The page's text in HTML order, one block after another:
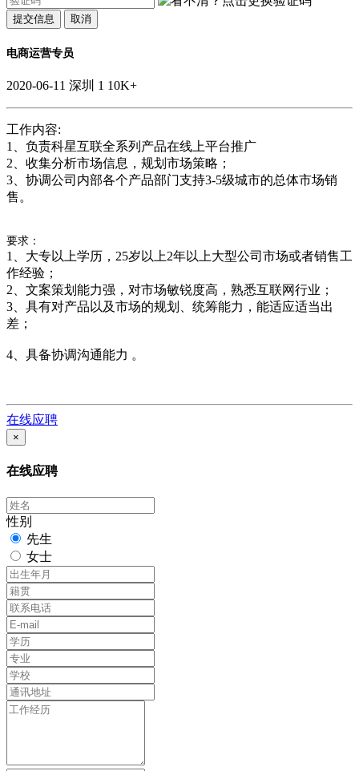
提交信息 取消
电商运营专员
2020-06-11 深圳 1 10K+
工作内容:
1、负责科星互联全系列产品在线上平台推广
2、收集分析市场信息，规划市场策略；
3、协调公司内部各个产品部门支持3-5级城市的总体市场销
售。
要求：
1、大专以上学历，25岁以上2年以上大型公司市场或者销售工
作经验；
2、文案策划能力强，对市场敏锐度高，熟悉互联网行业；
3、具有对产品以及市场的规划、统筹能力，能适应适当出
差；
4、具备协调沟通能力 。
在线应聘
×
在线应聘
性别
先生
女士